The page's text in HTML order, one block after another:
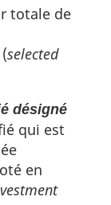
totale de
selected
désigné
qui est
en